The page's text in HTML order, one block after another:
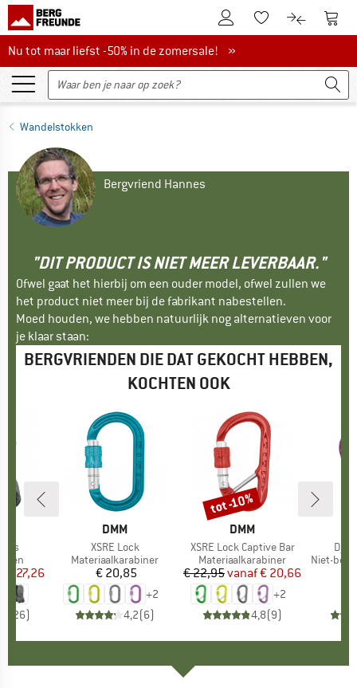
De klantenaccount
Naar deNaar de
Nu tot maar liefst -50% in de zomersale!
Nu tot maar liefst -50% in de zomersale! »
Wandelstokken
Bergvriend Hannes
"DIT PRODUCT IS NIET MEER LEVERBAAR."
Ofwel gaat het hierbij om een ouder model, ofwel zullen we
het product niet meer bij de fabrikant nabestellen.
Moed houden, we hebben natuurlijk nog alternatieven voor
je klaar staan:
BERGVRIENDEN DIE DAT GEKOCHT HEBBEN,
KOCHTEN OOK
prijs
€ 27,26
26)
MERK
DMM
Artikel
XSRE Lock
Productgroep
Materiaalkarabiner
Prijs
€ 20,85
+2
4,2(6)
MERK
DMM
Artikel
XSRE Lock Captive Bar
Productgroep
Materiaalkarabiner
Prijs
€ 22,95 Verlaagde prijs
vanaf€ 20,66
+2
4,8(9)
Korting
tot -10%
Niet-